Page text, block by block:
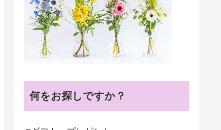
何をお探しですか？